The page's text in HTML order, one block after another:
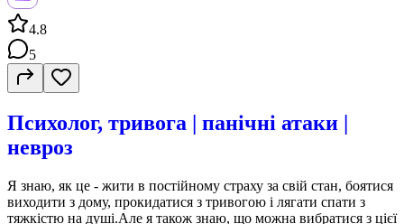
4.8
5
Психолог, тривога | панічні атаки |
невроз
Я знаю, як це - жити в постійному страху за свій стан, боятися
виходити з дому, прокидатися з тривогою і лягати спати з
тяжкістю на душі.Але я також знаю, що можна вибратися з цієї